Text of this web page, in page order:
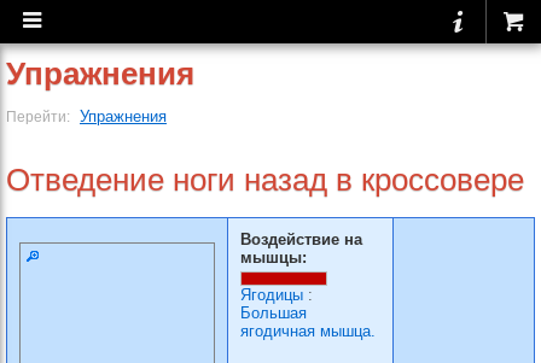
Упражнения
Перейти: Упражнения
Отведение ноги назад в кроссовере
Воздействие на
мышцы:
Ягодицы :
Большая
ягодичная мышца.